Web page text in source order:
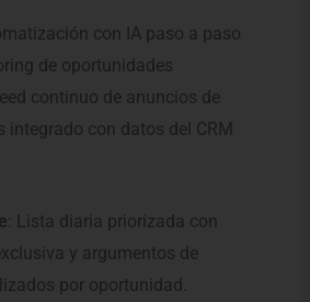
con IA paso a paso
de oportunidades
continuo de anuncios de
integrado con datos del CRM
: Lista diaria priorizada con
y argumentos de
por oportunidad.